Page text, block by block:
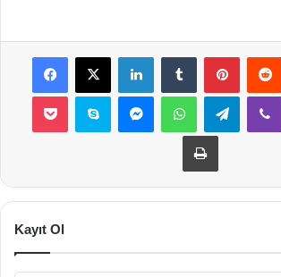
Facebook
X LinkedInTumblr
Pocket Skype MessengerWhatsApp
Yazdır
Kayıt Ol